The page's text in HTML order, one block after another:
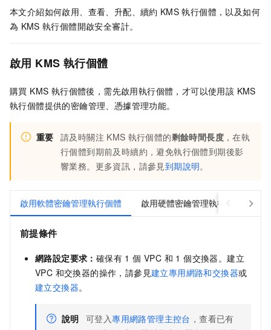
本文介紹如何啟用、查看、升配、續約 KMS 執行個體，以及如何
為 KMS 執行個體開啟安全審計。
啟用 KMS 執行個體
購買 KMS 執行個體後，需先啟用執行個體，才可以使用該 KMS
執行個體提供的密鑰管理、憑據管理功能。
重要 請及時關注 KMS 執行個體的剩餘時間長度，在執
行個體到期前及時續約，避免執行個體到期後影
響業務。更多資訊，請參見到期說明。
啟用軟體密鑰管理執行個體 啟用硬體密鑰管理執行個體
前提條件
網路設定要求： 確保有 1 個 VPC 和 1 個交換器。建立
VPC 和交換器的操作，請參見建立專用網路和交換器或
建立交換器。
說明 可登入專用網路管理主控台 ，查看已有